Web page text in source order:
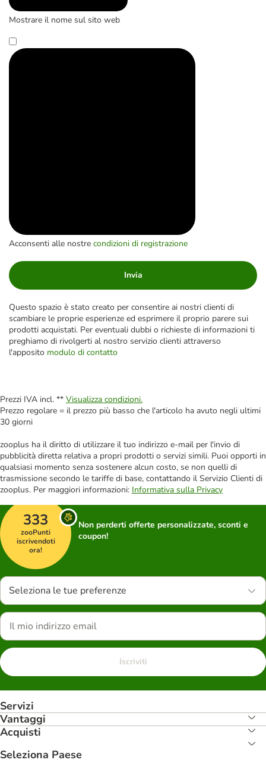
Mostrare il nome sul sito web
Acconsenti alle nostre condizioni di registrazione
Invia
Questo spazio è stato creato per consentire ai nostri clienti di
scambiare le proprie esperienze ed esprimere il proprio parere sui
prodotti acquistati. Per eventuali dubbi o richieste di informazioni ti
preghiamo di rivolgerti al nostro servizio clienti attraverso
l'apposito modulo di contatto
Prezzi IVA incl. ** Visualizza condizioni.
Prezzo regolare = il prezzo più basso che l'articolo ha avuto negli ultimi
30 giorni
zooplus ha il diritto di utilizzare il tuo indirizzo e-mail per l'invio di
pubblicità diretta relativa a propri prodotti o servizi simili. Puoi opporti in
qualsiasi momento senza sostenere alcun costo, se non quelli di
trasmissione secondo le tariffe di base, contattando il Servizio Clienti di
zooplus. Per maggiori informazioni: Informativa sulla Privacy
333
zooPunti
iscrivendoti
ora!
Non perderti offerte personalizzate, sconti e
coupon!
Seleziona le tue preferenze
Iscriviti
Servizi
Vantaggi
Acquisti
Seleziona Paese